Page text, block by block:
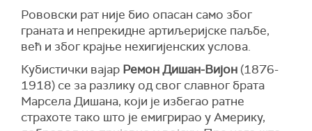
Рововски рат није био опасан само због
граната и непрекидне артиљеријске паљбе,
већ и због крајње нехигијенских услова.
Кубистички вајар Ремон Дишан-Вијон (1876-
1918) се за разлику од свог славног брата
Марсела Дишана, који је избегао ратне
страхоте тако што је емигрирао у Америку,